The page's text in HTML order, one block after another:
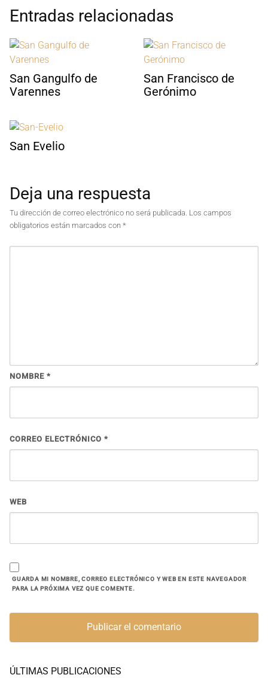
Entradas relacionadas
San Gangulfo de
Varennes
San Francisco de
Gerónimo
San Evelio
Deja una respuesta
Tu dirección de correo electrónico no será publicada. Los campos
obligatorios están marcados con *
NOMBRE *
CORREO ELECTRÓNICO *
WEB
GUARDA MI NOMBRE, CORREO ELECTRÓNICO Y WEB EN ESTE NAVEGADOR
PARA LA PRÓXIMA VEZ QUE COMENTE.
ÚLTIMAS PUBLICACIONES